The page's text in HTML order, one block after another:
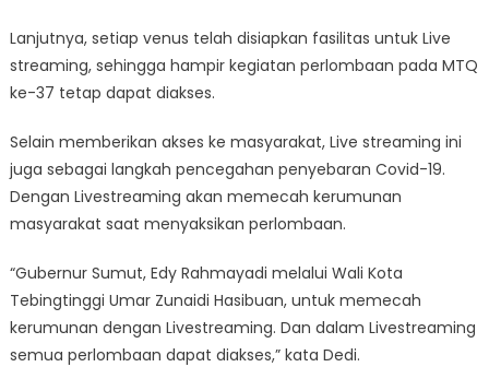
Lanjutnya, setiap venus telah disiapkan fasilitas untuk Live
streaming, sehingga hampir kegiatan perlombaan pada MTQ
ke-37 tetap dapat diakses.
Selain memberikan akses ke masyarakat, Live streaming ini
juga sebagai langkah pencegahan penyebaran Covid-19.
Dengan Livestreaming akan memecah kerumunan
masyarakat saat menyaksikan perlombaan.
“Gubernur Sumut, Edy Rahmayadi melalui Wali Kota
Tebingtinggi Umar Zunaidi Hasibuan, untuk memecah
kerumunan dengan Livestreaming. Dan dalam Livestreaming
semua perlombaan dapat diakses,” kata Dedi.